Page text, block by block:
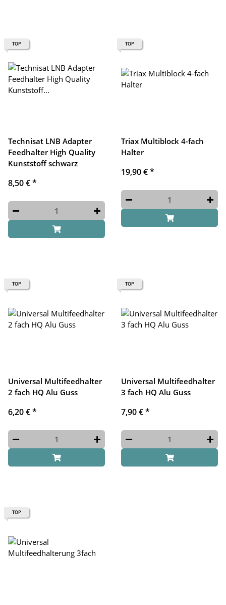
TOP
Technisat LNB Adapter
Feedhalter High Quality
Kunststoff schwarz
8,50 €*
TOP
Triax Multiblock 4-fach
Halter
19,90 €*
TOP
Universal Multifeedhalter
2 fach HQ Alu Guss
6,20 €*
TOP
Universal Multifeedhalter
3 fach HQ Alu Guss
7,90 €*
TOP